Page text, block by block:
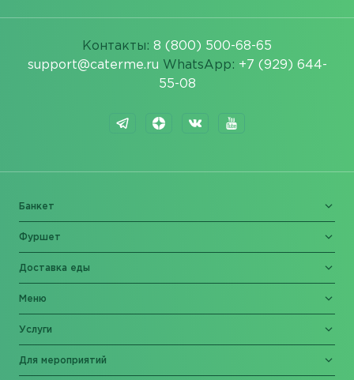
Контакты: 8 (800) 500-68-65
support@caterme.ru WhatsApp: +7 (929) 644-
55-08
Банкет
Фуршет
Доставка еды
Меню
Услуги
Для мероприятий